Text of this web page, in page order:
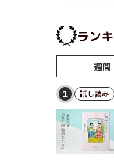
ラン
週間
1 試し読み